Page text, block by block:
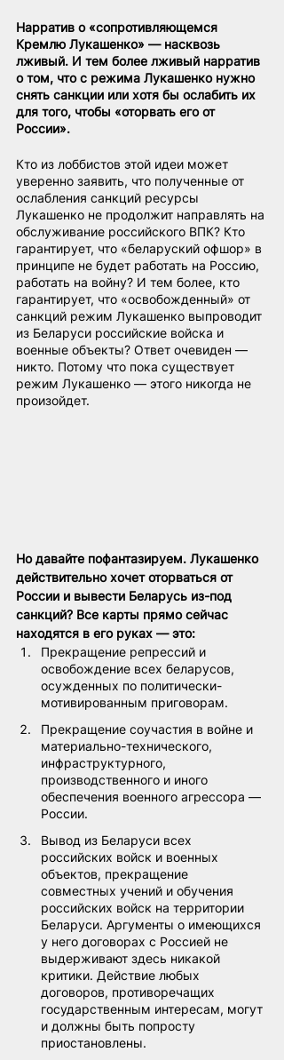
Нарратив о «сопротивляющемся
Кремлю Лукашенко» — насквозь
лживый. И тем более лживый нарратив
о том, что с режима Лукашенко нужно
снять санкции или хотя бы ослабить их
для того, чтобы «оторвать его от
России».
Кто из лоббистов этой идеи может
уверенно заявить, что полученные от
ослабления санкций ресурсы
Лукашенко не продолжит направлять на
обслуживание российского ВПК? Кто
гарантирует, что «беларуский офшор» в
принципе не будет работать на Россию,
работать на войну? И тем более, кто
гарантирует, что «освобожденный» от
санкций режим Лукашенко выпроводит
из Беларуси российские войска и
военные объекты? Ответ очевиден —
никто. Потому что пока существует
режим Лукашенко — этого никогда не
произойдет.
Но давайте пофантазируем. Лукашенко
действительно хочет оторваться от
России и вывести Беларусь из-под
санкций? Все карты прямо сейчас
находятся в его руках — это:
Прекращение репрессий и
освобождение всех беларусов,
осужденных по политически-
мотивированным приговорам.
Прекращение соучастия в войне и
материально-технического,
инфраструктурного,
производственного и иного
обеспечения военного агрессора —
России.
Вывод из Беларуси всех
российских войск и военных
объектов, прекращение
совместных учений и обучения
российских войск на территории
Беларуси. Аргументы о имеющихся
у него договорах с Россией не
выдерживают здесь никакой
критики. Действие любых
договоров, противоречащих
государственным интересам, могут
и должны быть попросту
приостановлены.